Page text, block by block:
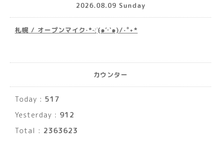
2026.08.09 Sunday
札幌 / オープンマイク·*· ҉(๑′ᵕ‵๑)/‧˚︎˖*
カウンター
Today : 517
Yesterday : 912
Total : 2363623